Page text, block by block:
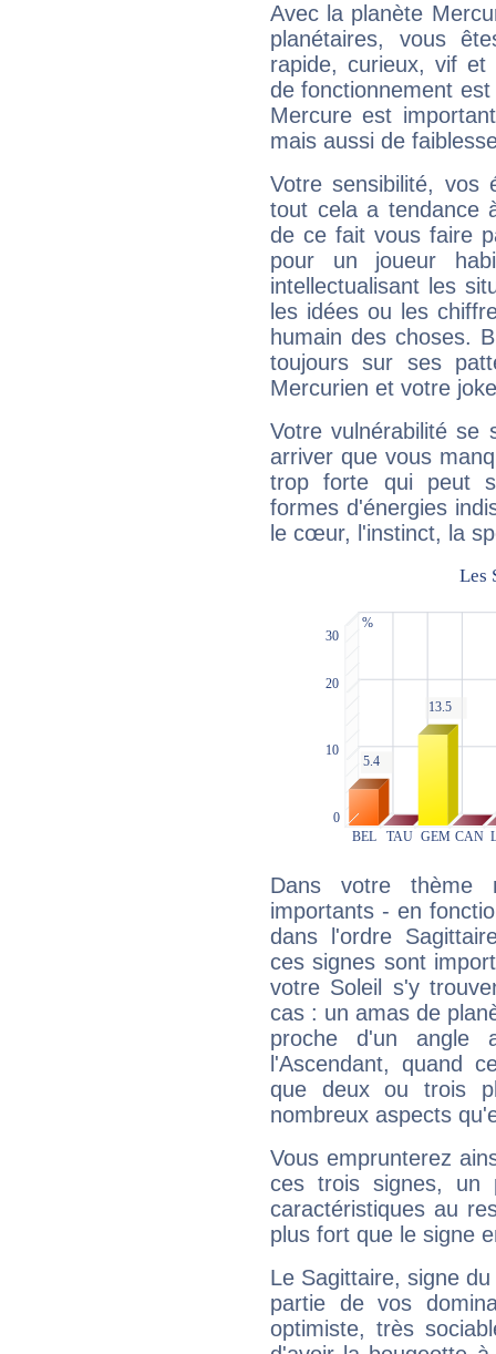
Avec la planète
planétaires, vous
rapide, curieux, vif et
de fonctionnement
Mercure est
mais aussi de
Votre sensibilité,
tout cela a tendance
de ce fait vous faire
pour un joueur
intellectualisant les
les idées ou les
humain des choses.
toujours sur ses
Mercurien et votre
Votre vulnérabilité se
arriver que vous
trop forte qui peut
formes d'énergies
le cœur, l'instinct, la
Dans votre thème
importants - en
dans l'ordre
ces signes sont
votre Soleil s'y
cas : un amas de
proche d'un
l'Ascendant, quand
que deux ou trois
nombreux aspects
Vous emprunterez
ces trois signes, un
caractéristiques au
plus fort que le signe
Le Sagittaire, signe
partie de vos
optimiste, très